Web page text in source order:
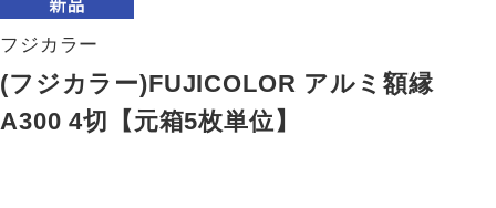
フジカラー
(フジカラー)FUJICOLOR アルミ額縁
A300 4切【元箱5枚単位】